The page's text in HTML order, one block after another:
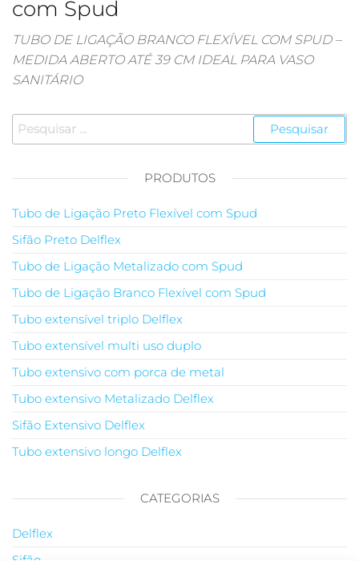
com Spud
TUBO DE LIGAÇÃO BRANCO FLEXÍVEL COM SPUD –
MEDIDA ABERTO ATÉ 39 CM IDEAL PARA VASO
SANITÁRIO
Pesquisar
por:
PRODUTOS
Tubo de Ligação Preto Flexível com Spud
Sifão Preto Delflex
Tubo de Ligação Metalizado com Spud
Tubo de Ligação Branco Flexível com Spud
Tubo extensível triplo Delflex
Tubo extensível multi uso duplo
Tubo extensivo com porca de metal
Tubo extensivo Metalizado Delflex
Sifão Extensivo Delflex
Tubo extensivo longo Delflex
CATEGORIAS
Delflex